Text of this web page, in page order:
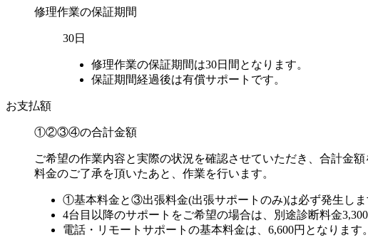
修理作業の保証期間
30日
修理作業の保証期間は30日間となります。
保証期間経過後は有償サポートです。
お支払額
①②③④の合計金額
ご希望の作業内容と実際の状況を確認させていただき、合計金額
料金のご了承を頂いたあと、作業を行います。
①基本料金と③出張料金(出張サポートのみ)は必ず発生しま
4台目以降のサポートをご希望の場合は、別途診断料金
電話・リモートサポートの基本料金は、6,600円となります。